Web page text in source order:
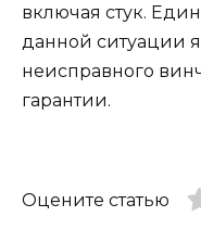
включая стук.
данной ситуации
неисправного
гарантии.
Оцените статью